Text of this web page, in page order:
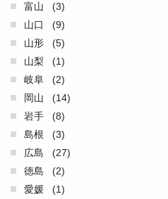
富山
(3)
山口
(9)
山形
(5)
山梨
(1)
岐阜
(2)
岡山
(14)
岩手
(8)
島根
(3)
広島
(27)
徳島
(2)
愛媛
(1)